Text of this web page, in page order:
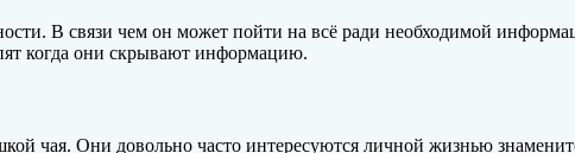
В связи чем он может пойти на всё ради необходимой
когда они скрывают информацию.
чая. Они довольно часто интересуются личной жизнью